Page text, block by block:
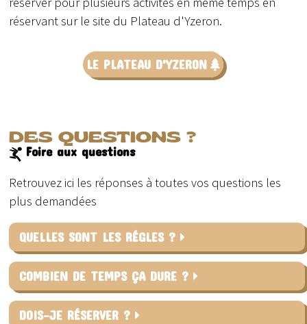
réservant sur le site du Plateau d'Yzeron.
LE PLATEAU D'YZERON
DES QUESTIONS ?
Foire aux questions
Retrouvez ici les réponses à toutes vos questions les
plus demandées
QUELLES SONT LES RÉGLES ?
COMBIEN DE TEMPS ÇA DURE ?
DOIS-JE RÉSERVER ?